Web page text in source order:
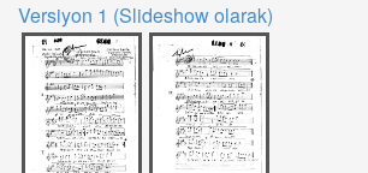
Versiyon 1 (Slideshow olarak)